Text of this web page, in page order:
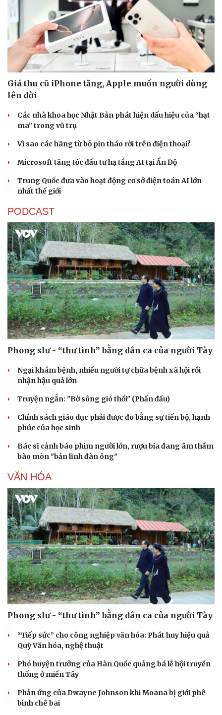
Sức khỏe
Dinh dưỡng - món ngon
Cây thuốc
Sản phụ khoa
Nhi khoa
Nam khoa
Làm đẹp - giảm cân
Ăn sạch sống khỏe
Đời sống
Nhà đẹp
Blog
Tình yêu - Gia đình
Giá thu cũ iPhone tăng, Apple muốn người dùng
lên đời
Các nhà khoa học Nhật Bản phát hiện dấu hiệu của “hạt
ma” trong vũ trụ
Vì sao các hãng từ bỏ pin tháo rời trên điện thoại?
Microsoft tăng tốc đầu tư hạ tầng AI tại Ấn Độ
Trung Quốc đưa vào hoạt động cơ sở điện toán AI lớn
nhất thế giới
PODCAST
Phong slư - “thư tình” bằng dân ca của người Tày
Ngại khám bệnh, nhiều người tự chữa bệnh xã hội rồi
nhận hậu quả lớn
Truyện ngắn: "Bờ sông gió thổi" (Phần đầu)
Chính sách giáo dục phải được đo bằng sự tiến bộ, hạnh
phúc của học sinh
Bác sĩ cảnh báo phim người lớn, rượu bia đang âm thầm
bào mòn "bản lĩnh đàn ông"
VĂN HÓA
Phong slư - “thư tình” bằng dân ca của người Tày
“Tiếp sức” cho công nghiệp văn hóa: Phát huy hiệu quả
Quỹ Văn hóa, nghệ thuật
Phó huyện trưởng của Hàn Quốc quảng bá lễ hội truyền
thống ở miền Tây
Phản ứng của Dwayne Johnson khi Moana bị giới phê
bình chê bai